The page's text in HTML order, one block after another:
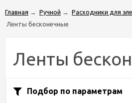
Главная → Ручной → Расходники для
Ленты бесконечные
Ленты
Подбор по параметрам